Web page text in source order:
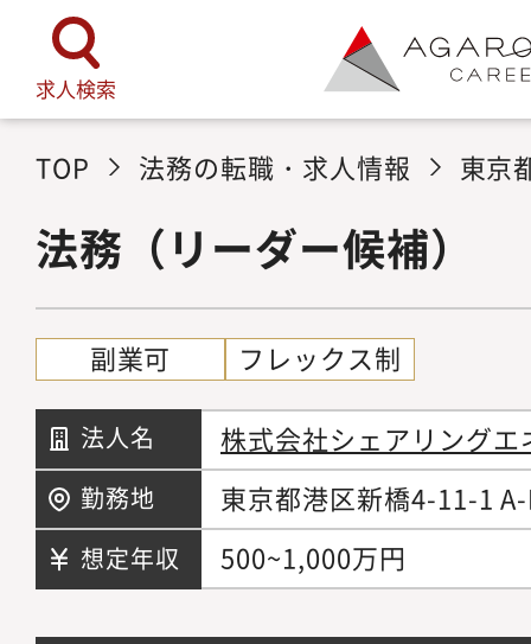
求人検索
TOP 法務の転職・求人情報 東京
法務（リーダー候補）
副業可 フレックス制
法人名 株式会社シェアリングエ
勤務地 東京都港区新橋4-11-1
想定年収 500~1,000万円